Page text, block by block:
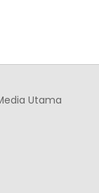
Utama